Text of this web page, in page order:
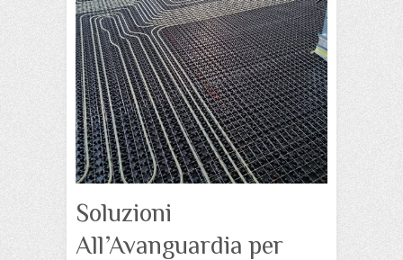
Soluzioni
All’Avanguardia per